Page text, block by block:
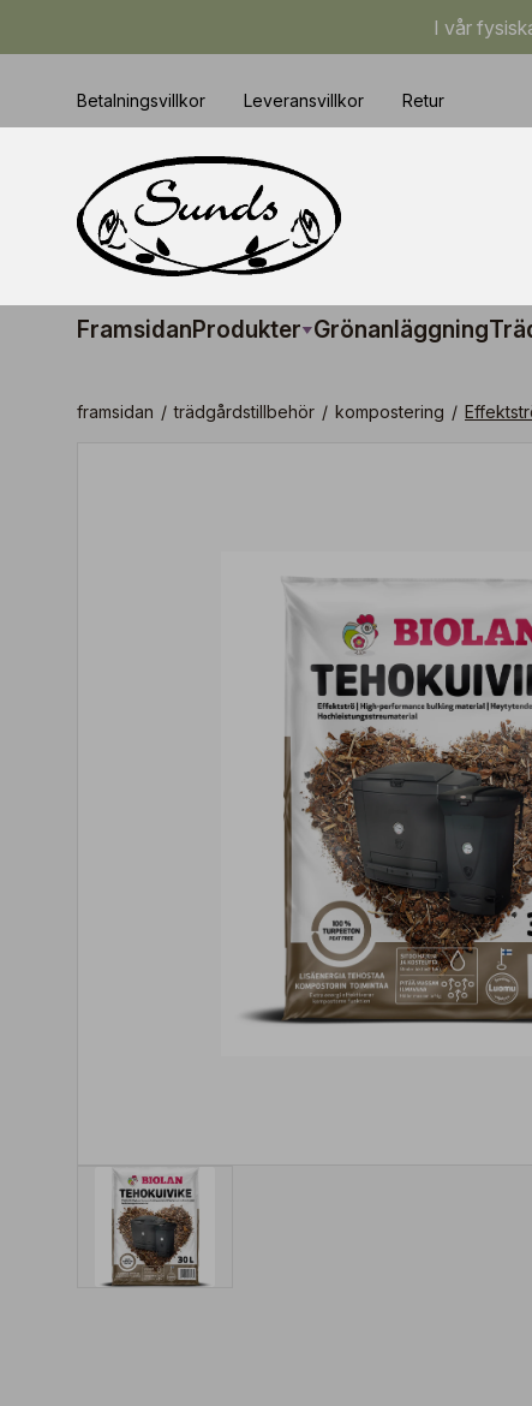
I vår
Betalningsvillkor Leveransvillkor Retur
FramsidanProdukter Grönanläggning
framsidan / trädgårdstillbehör / kompostering /